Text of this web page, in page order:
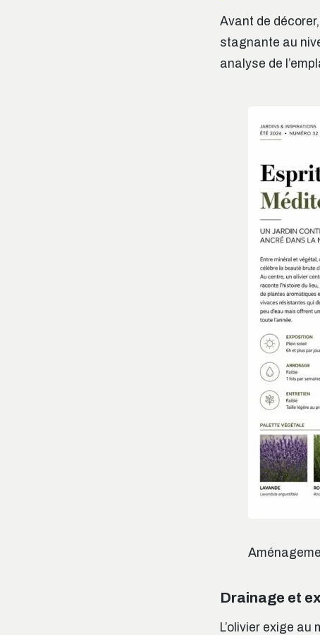
Avant de
stagnante au
analyse de
Drainage et
L’olivier exige